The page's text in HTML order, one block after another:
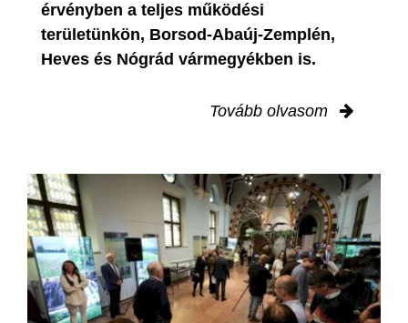
érvényben a teljes működési
területünkön, Borsod-Abaúj-Zemplén,
Heves és Nógrád vármegyékben is.
Tovább olvasom